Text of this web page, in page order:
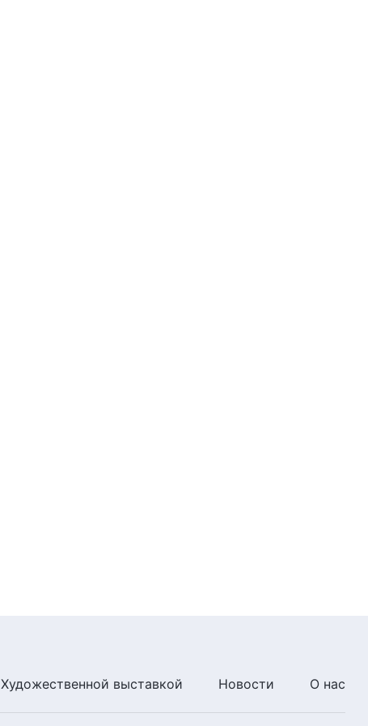
Вхождение в жизнь | Отрывок
Художественной выставкой Новости О нас